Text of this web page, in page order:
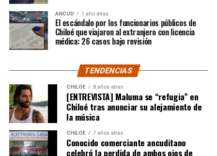
Pero, volviendo al principio, damos curso a una solicitud
imposible de especificar con exactitud pero que un
simple chequeo de los ánimos de la gente, se puede ver
como un anhelo mayúsculo el hecho de que esos casi
$200 millones sean destinados para Dante Jara, el
pequeño de año y medio cuyo padecimiento es el mismo
de Tomás Ross y, por si fuera poco, su padre, Fernando,
emprendió una caminata de Arica a Santiago para
conseguir tal fin. Entonces, ¿quién mejor que Camila
Gómez para ponerse en el lugar de quien comparte su
misma realidad, el Duchenne, salvando las “pequeñas
grandes” diferencias?
ANCUD 1 año atras
El escándalo por los funcionarios públicos de
Chiloé que viajaron al extranjero con licencia
médica: 26 casos bajo revisión
TENDENCIAS
CHILOE 8 años atras
[ENTREVISTA] Maluma se “refugia” en
Chiloé tras anunciar su alejamiento de
la música
CHILOE 7 años atras
Conocido comerciante ancuditano
celebró la perdida de ambos ojos de